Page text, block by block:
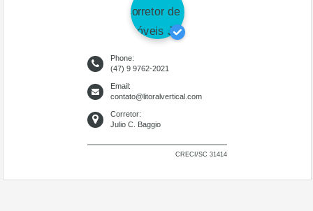
Phone:
(47) 9 9762-2021
Email:
contato@litoralvertical.com
Corretor:
Julio C. Baggio
CRECI/SC 31414